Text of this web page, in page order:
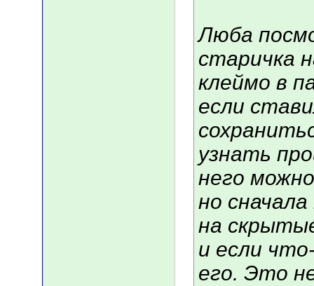
Люба
старичка
клеймо в
если
узнать
него
но
на
и если
его. Это